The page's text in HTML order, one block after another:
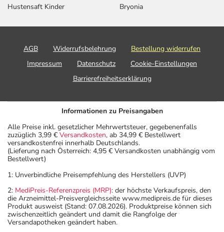
Hustensaft Kinder
Bryonia
AGB Widerrufsbelehrung
Bestellung widerrufen
Impressum
Datenschutz
Cookie-Einstellungen
Barrierefreiheitserklärung
Informationen zu Preisangaben
Alle Preise inkl. gesetzlicher Mehrwertsteuer, gegebenenfalls
zuzüglich 3,99 € Versandkosten, ab 34,99 € Bestellwert
versandkostenfrei innerhalb Deutschlands.
(Lieferung nach Österreich: 4,95 € Versandkosten unabhängig vom
Bestellwert)
1: Unverbindliche Preisempfehlung des Herstellers (UVP)
2: MediPreis-Referenzpreis (MRP): der höchste Verkaufspreis, den
die Arzneimittel-Preisvergleichsseite www.medipreis.de für dieses
Produkt ausweist (Stand: 07.08.2026). Produktpreise können sich
zwischenzeitlich geändert und damit die Rangfolge der
Versandapotheken geändert haben.